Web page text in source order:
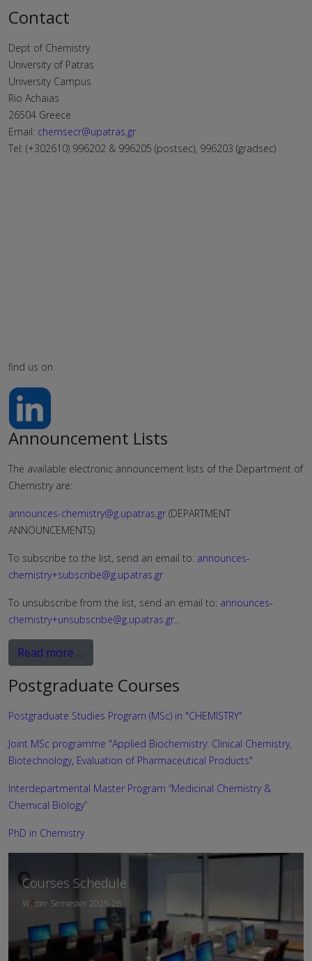
Contact
Dept of Chemistry
University of Patras
University Campus
Rio Achaias
26504 Greece
Email: chemsecr@upatras.gr
Tel: (+302610) 996202 & 996205 (postsec), 996203 (gradsec)
find us on
Announcement Lists
The available electronic announcement lists of the Department of
Chemistry are:
announces-chemistry@g.upatras.gr (DEPARTMENT
ANNOUNCEMENTS)
To subscribe to the list, send an email to: announces-
chemistry+subscribe@g.upatras.gr
To unsubscribe from the list, send an email to: announces-
chemistry+unsubscribe@g.upatras.gr...
Read more …
Postgraduate Courses
Postgraduate Studies Program (MSc) in "CHEMISTRY"
Joint MSc programme "Applied Biochemistry: Clinical Chemistry,
Biotechnology, Evaluation of Pharmaceutical Products"
Interdepartmental Master Program “Medicinal Chemistry &
Chemical Biology”
PhD in Chemistry
Courses Schedule
Winter Semester 2025-26